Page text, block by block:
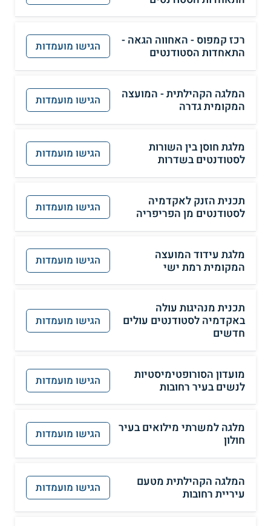
רכז קמפוס - האחווה הגאה -
התאחדות הסטודנטים
הגישו מועמדות
המלגה הקהילתית - המועצה
המקומית גדרה
הגישו מועמדות
מלגת חוסן בין השורות
לסטודנטים בשדרות
הגישו מועמדות
תכנית הזנק לאקדמיה
לסטודנטים מן הפריפריה
הגישו מועמדות
מלגת עידוד המועצה
המקומית רמת ישי
הגישו מועמדות
תכנית מנהיגות עולה
באקדמיה לסטודנטים עולים
חדשים
הגישו מועמדות
מועדון הסורופטימיסטיות
לנשים בעיר רחובות
הגישו מועמדות
מלגה למשרתי מילואים בעיר
חולון
הגישו מועמדות
המלגה הקהילתית מטעם
עיריית רחובות
הגישו מועמדות